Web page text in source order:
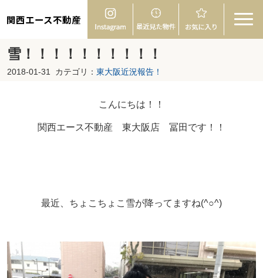
関西エース不動産
雪！！！！！！！！！！
2018-01-31 カテゴリ： 東大阪近況報告！
こんにちは！！
関西エース不動産 東大阪店 冨田です！！
最近、ちょこちょこ雪が降ってますね(^○^)